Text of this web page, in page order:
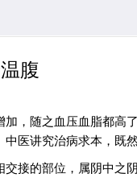
腹
，随之血压血脂都高
中医讲究治病求本，既
接的部位，属阴中